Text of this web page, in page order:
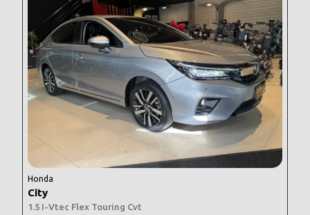
Honda
City
1.5 I-Vtec Flex Touring Cvt